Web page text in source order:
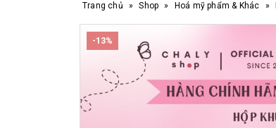
Trang chủ » Shop » Hoá mỹ phẩm & Khác »
-13%